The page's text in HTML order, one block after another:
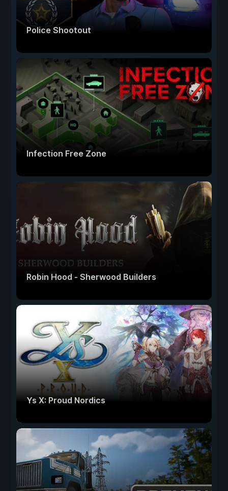
Police Shootout
Infection Free Zone
Robin Hood - Sherwood Builders
Ys X: Proud Nordics